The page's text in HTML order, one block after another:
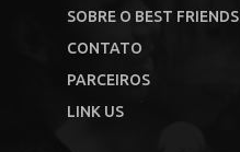
SOBRE O BEST FRIENDS
CONTATO
PARCEIROS
LINK US